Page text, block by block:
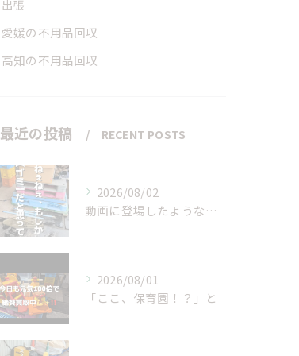
出張
愛媛の不用品回収
高知の不用品回収
最近の投稿 RECENT POSTS
2026/08/02
動画に登場したような…
2026/08/01
「ここ、保育園！？」と